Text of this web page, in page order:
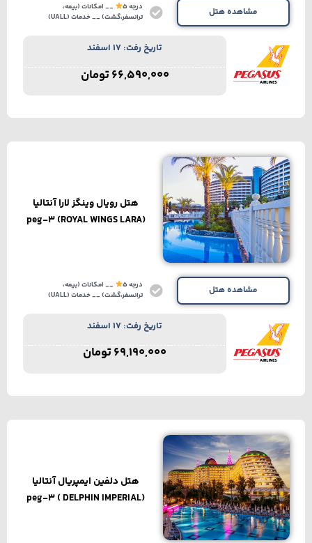
مشاهده هتل درجه 5
__ امکانات (بیمه،
ترانسفر،گشت) __ خدمات (UALL)
تاریخ رفت: 17 اسفند
66,590,000تومان
هتل رویال وینگز لارا آنتالیا
(ROYAL WINGS LARA) peg-3
مشاهده هتل درجه 5
__ امکانات (بیمه،
ترانسفر،گشت) __ خدمات (UALL)
تاریخ رفت: 17 اسفند
69,190,000تومان
هتل دلفین ایمپریال آنتالیا​
(DELPHIN IMPERIAL ) peg-3